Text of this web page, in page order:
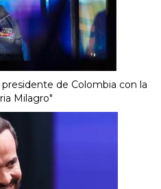
de Colombia con la
Milagro"